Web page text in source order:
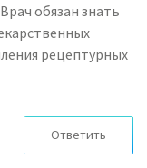
обязан знать
рецептурных
Ответить